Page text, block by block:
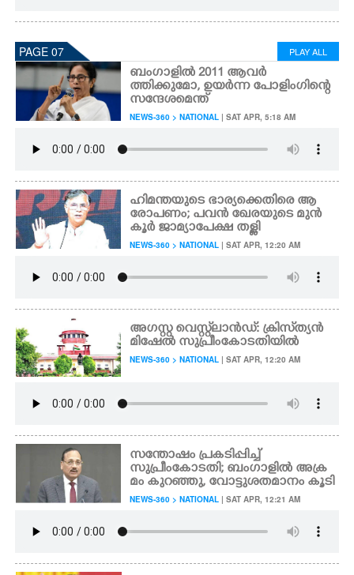
PAGE 07 PLAY ALL
ബംഗാളിൽ 2011 ആവർ
ത്തിക്കുമോ, ഉയർന്ന പോളിംഗിന്റെ
സന്ദേശമെന്ത്
NEWS-360 > NATIONAL | SAT APR, 5:18 AM
ഹിമന്തയുടെ ഭാര്യക്കെതിരെ ആ
രോപണം; പവൻ ഖേരയുടെ മുൻ
കൂർ ജാമ്യാപേക്ഷ തള്ളി
NEWS-360 > NATIONAL | SAT APR, 12:20 AM
അഗസ്റ്റ വെസ്റ്റ്‌ലാൻഡ്: ക്രിസ്‌ത്യൻ
മിഷേൽ സുപ്രീംകോടതിയിൽ
NEWS-360 > NATIONAL | SAT APR, 12:20 AM
സന്തോഷം പ്രകടിപ്പിച്ച്
സുപ്രീംകോടതി; ബംഗാളിൽ അക്ര
മം കുറഞ്ഞു, വോട്ടുശതമാനം കൂടി
NEWS-360 > NATIONAL | SAT APR, 12:21 AM